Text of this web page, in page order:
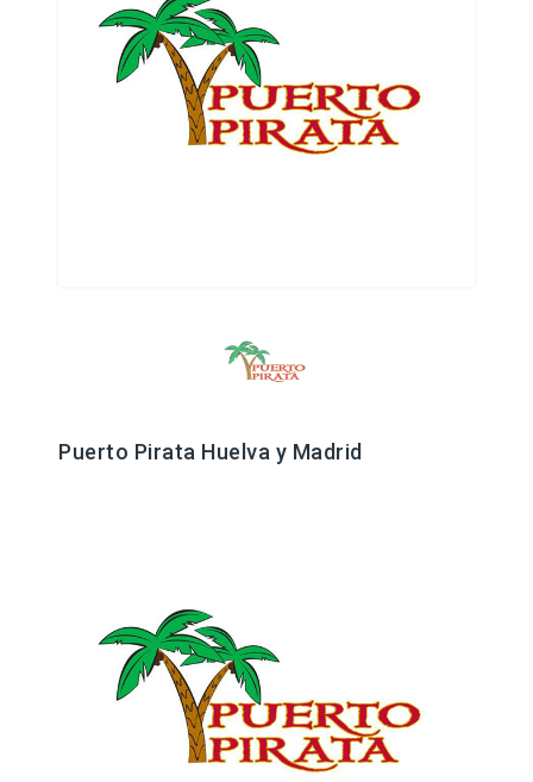
Puerto Pirata Huelva y Madrid